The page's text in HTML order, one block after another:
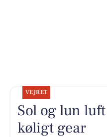
VEJRET
Sol og lun
køligt gear